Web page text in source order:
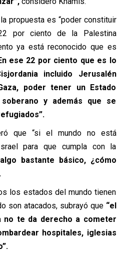
propuesta es “poder constituir
por ciento de la Palestina
ya está reconocido que es
ese 22 por ciento que es lo
incluido Jerusalén
poder tener un Estado
soberano y además que se
que “si el mundo no está
para que cumpla con la
bastante básico, ¿cómo
los estados del mundo tienen
son atacados, subrayó que “el
no te da derecho a cometer
hospitales, iglesias